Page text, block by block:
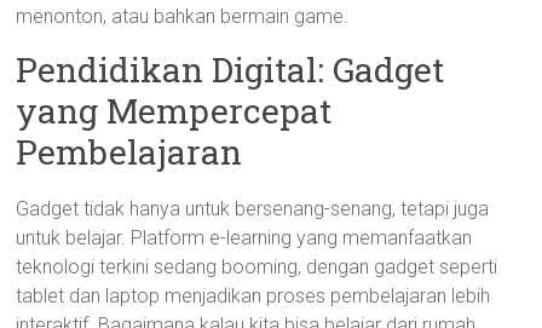
menonton, atau bahkan bermain game.
Pendidikan Digital: Gadget
yang Mempercepat
Pembelajaran
Gadget tidak hanya untuk bersenang-senang, tetapi juga
untuk belajar. Platform e-learning yang memanfaatkan
teknologi terkini sedang booming, dengan gadget seperti
tablet dan laptop menjadikan proses pembelajaran lebih